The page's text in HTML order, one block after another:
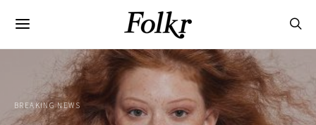
BREAKING NEWS